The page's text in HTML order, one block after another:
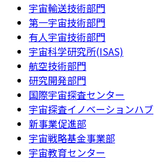
宇宙輸送技術部門
第一宇宙技術部門
有人宇宙技術部門
宇宙科学研究所(ISAS)
航空技術部門
研究開発部門
国際宇宙探査センター
宇宙探査イノベーションハブ
新事業促進部
宇宙戦略基金事業部
宇宙教育センター